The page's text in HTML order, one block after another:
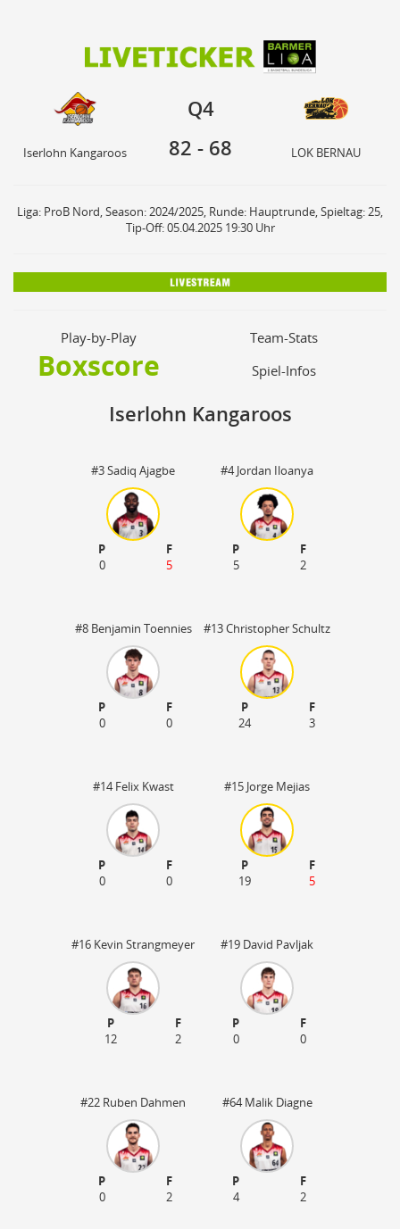
Iserlohn Kangaroos LOK BERNAU
Q4
82 - 68
Iserlohn Kangaroos LOK BERNAU
Liga: ProB Nord, Season: 2024/2025, Runde: Hauptrunde, Spieltag: 25,
Tip-Off: 05.04.2025 19:30 Uhr
Play-by-Play Team-Stats
Boxscore Spiel-Infos
Iserlohn Kangaroos
#3 Sadiq Ajagbe
P
F
0
5
#4 Jordan Iloanya
P
F
5
2
#8 Benjamin Toennies
P
F
0
0
#13 Christopher Schultz
P
F
24
3
#14 Felix Kwast
P
F
0
0
#15 Jorge Mejias
P
F
19
5
#16 Kevin Strangmeyer
P
F
12
2
#19 David Pavljak
P
F
0
0
#22 Ruben Dahmen
P
F
0
2
#64 Malik Diagne
P
F
4
2